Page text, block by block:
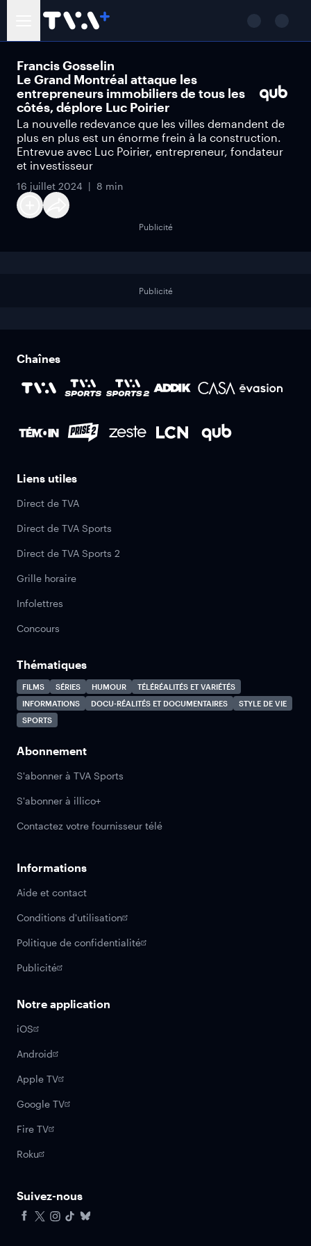
Francis Gosselin
Le Grand Montréal attaque les
entrepreneurs immobiliers de tous les
côtés, déplore Luc Poirier
La nouvelle redevance que les villes demandent de
plus en plus est un énorme frein à la construction.
Entrevue avec Luc Poirier, entrepreneur, fondateur
et investisseur
16 juillet 2024 8 min
Publicité
Publicité
Chaînes
Liens utiles
Direct de TVA
Direct de TVA Sports
Direct de TVA Sports 2
Grille horaire
Infolettres
Concours
Thématiques
FILMS SÉRIES HUMOUR
TÉLÉRÉALITÉS ET VARIÉTÉS
INFORMATIONS
DOCU-RÉALITÉS ET DOCUMENTAIRES
STYLE DE VIE
SPORTS
Abonnement
S'abonner à TVA Sports
S'abonner à illico+
Contactez votre fournisseur télé
Informations
Aide et contact
Conditions d'utilisation
Politique de confidentialité
Publicité
Notre application
iOS
Android
Apple TV
Google TV
Fire TV
Roku
Suivez-nous